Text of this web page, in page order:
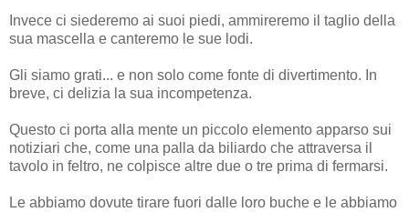
Invece ci siederemo ai suoi piedi, ammireremo il taglio della
sua mascella e canteremo le sue lodi.
Gli siamo grati... e non solo come fonte di divertimento. In
breve, ci delizia la sua incompetenza.
Questo ci porta alla mente un piccolo elemento apparso sui
notiziari che, come una palla da biliardo che attraversa il
tavolo in feltro, ne colpisce altre due o tre prima di fermarsi.
Le abbiamo dovute tirare fuori dalle loro buche e le abbiamo